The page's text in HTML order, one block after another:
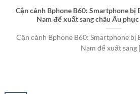
Cận cảnh Bphone B60: Smartphone bị
Nam để xuất sang châu Âu
Cận cảnh Bphone B60: Smartphone
Nam để xuất sang